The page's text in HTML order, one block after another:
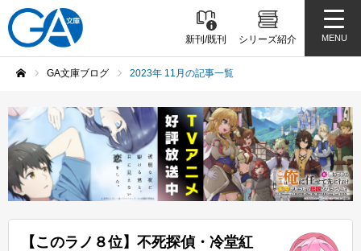
新刊/既刊 シリーズ紹介 MENU
GA文庫ブログ 2023年 11月の記事一覧
【このラノ８位】不死探偵・冷堂紅